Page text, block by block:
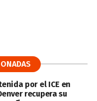
por el ICE en
recupera su